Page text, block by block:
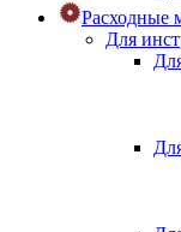
Расходные
Для